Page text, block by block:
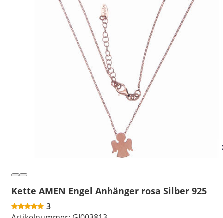
Kette AMEN Engel Anhänger rosa Silber 925
3